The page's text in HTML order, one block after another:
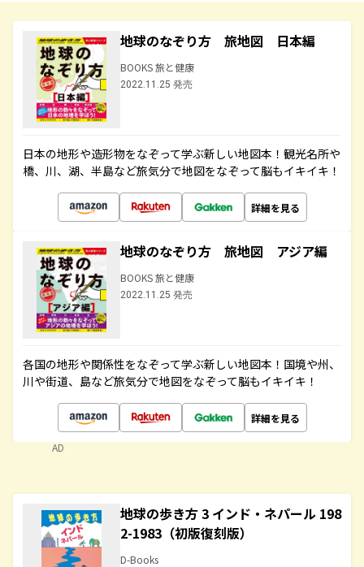
地球のなぞり方 旅地図 日本編
BOOKS 旅と健康
2022.11.25 発売
日本の地形や造形物をなぞって学ぶ新しい地図本！観光名所や
橋、川、湖、半島など旅気分で地図をなぞって脳もイキイキ！
詳細を見る
地球のなぞり方 旅地図 アジア編
BOOKS 旅と健康
2022.11.25 発売
各国の地形や関係性をなぞって学ぶ新しい地図本！国境や州、
川や街道、島など旅気分で地図をなぞって脳もイキイキ！
詳細を見る
AD
地球の歩き方 3 インド・ネパール 198
2-1983（初版復刻版）
D-Books